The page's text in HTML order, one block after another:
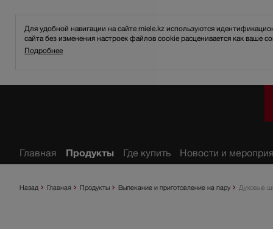
Для удобной навигации на сайте miele.kz используются
сайта без изменения настроек файлов cookie расценивается как ваше
Подробнее
Назад Главная Продукты Выпекание и приготовление на пару Духовые
Главная Продукты Где купить Новости и